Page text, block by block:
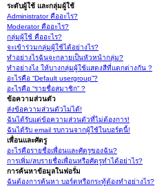
ระดับผู้ใช้ และกลุ่มผู้ใช้
Administrator คืออะไร?
Moderator คืออะไร?
กลุ่มผู้ใช้ คืออะไร?
จะเข้าร่วมกลุ่มผู้ใช้ได้อย่างไร?
ทำอย่างไรฉันจะกลายเป็นหัวหน้ากลุ่ม?
ทำอย่างไง ให้บางกลุ่มผู้ใช้แสดงสีที่แตกต่างกัน ?
อะไรคือ “Default usergroup”?
อะไรคือ “รายชื่อสมาชิก” ?
ข้อความส่วนตัว
ส่งข้อความส่วนตัวไม่ได้!
ฉันได้รับแต่ข้อความส่วนตัวที่ไม่ต้องการ!
ฉันได้รับ email รบกวนจากผู้ใช้ในบอร์ดนี้!
เพื่อนและศัตรู
อะไรคือรายชื่อเพื่อนและศัตรูของฉัน?
การเพิ่ม/ลบรายชื่อเพื่อนหรือศัตรูทำได้อย่าไร?
การค้นหาข้อมูลในฟอรั่ม
ฉันต้องการค้นหา บอร์ดหรือกระทู้ต้องทำอย่างไร?